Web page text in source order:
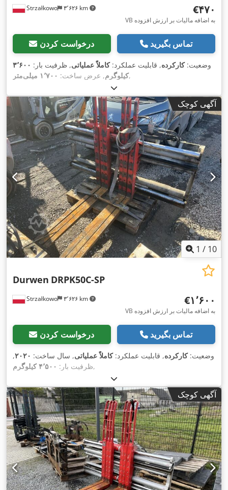
Strzałkowo ۳٬۶۲۶ km ‎€۴۷۰
VB به اضافه مالیات بر ارزش افزوده
درخواست کردن تماس بگیرید
وضعیت:کارکرده, قابلیت عملکرد:کاملاً عملیاتی, ظرفیت بار: ۳٬۶۰۰
کیلوگرم, عرض ساخت: ۱٬۷۰۰ میلی‌متر ,
آگهی کوچک
1 / 10
Strzałkowo ۳٬۶۲۶ km
Durwen DRPK50C-SP
‎€۱٬۶۰۰
VB به اضافه مالیات بر ارزش افزوده
درخواست کردن تماس بگیرید
وضعیت:کارکرده, قابلیت عملکرد:کاملاً عملیاتی, سال ساخت: ۲۰۲۰,
ظرفیت بار: ۴٬۵۰۰ کیلوگرم ,
آگهی کوچک